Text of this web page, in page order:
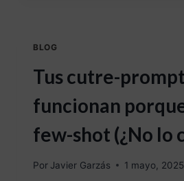
BLOG
Tus cutre-
funcionan
few-shot (¿No lo
Por Javier Garzás 1 mayo, 2025